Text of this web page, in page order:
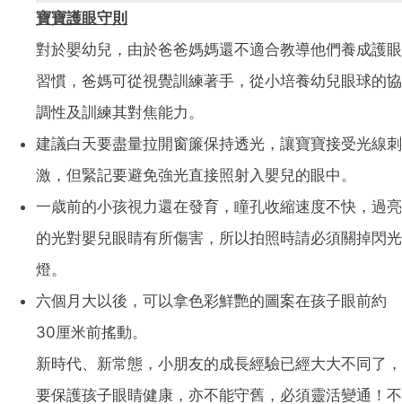
寶寶護眼守則
對於嬰幼兒，由於爸爸媽媽還不適合教導他們養成護眼
習慣，爸媽可從視覺訓練著手，從小培養幼兒眼球的協
調性及訓練其對焦能力。
建議白天要盡量拉開窗簾保持透光，讓寶寶接受光線刺
激，但緊記要避免強光直接照射入嬰兒的眼中。
一歳前的小孩視力還在發育，瞳孔收縮速度不快，過亮
的光對嬰兒眼睛有所傷害，所以拍照時請必須關掉閃光
燈。
六個月大以後，可以拿色彩鮮艷的圖案在孩子眼前約
30厘米前搖動。
新時代、新常態，小朋友的成長經驗已經大大不同了，
要保護孩子眼睛健康，亦不能守舊，必須靈活變通！不